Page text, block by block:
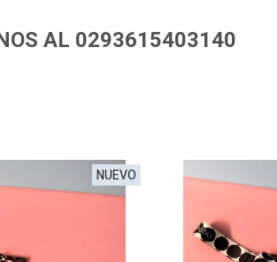
AL 0293615403140
NUEVO